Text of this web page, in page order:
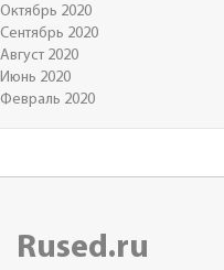
Октябрь 2020
Сентябрь 2020
Август 2020
Июнь 2020
Февраль 2020
Rused.ru